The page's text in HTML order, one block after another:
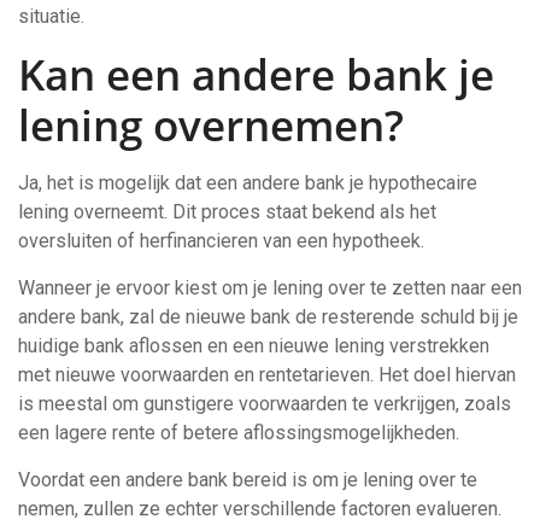
situatie.
Kan een andere bank je
lening overnemen?
Ja, het is mogelijk dat een andere bank je hypothecaire
lening overneemt. Dit proces staat bekend als het
oversluiten of herfinancieren van een hypotheek.
Wanneer je ervoor kiest om je lening over te zetten naar een
andere bank, zal de nieuwe bank de resterende schuld bij je
huidige bank aflossen en een nieuwe lening verstrekken
met nieuwe voorwaarden en rentetarieven. Het doel hiervan
is meestal om gunstigere voorwaarden te verkrijgen, zoals
een lagere rente of betere aflossingsmogelijkheden.
Voordat een andere bank bereid is om je lening over te
nemen, zullen ze echter verschillende factoren evalueren.